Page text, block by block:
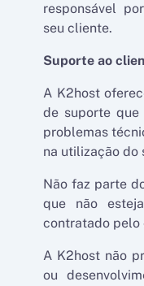
responsável
seu cliente.
Suporte ao
A K2host
de suporte que
problemas
na utilização do
Não faz parte
que não
contratado pelo
A K2host não
ou